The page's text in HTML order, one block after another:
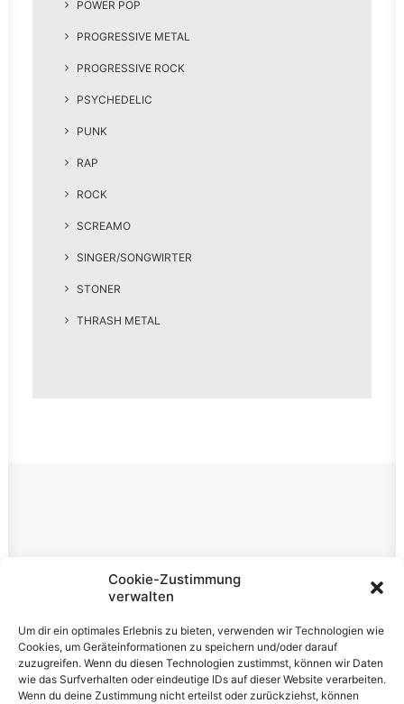
Cookie-Zustimmung
verwalten
Um dir ein optimales Erlebnis zu bieten, verwenden wir Technologien wie
Cookies, um Geräteinformationen zu speichern und/oder darauf
zuzugreifen. Wenn du diesen Technologien zustimmst, können wir Daten
wie das Surfverhalten oder eindeutige IDs auf dieser Website verarbeiten.
Wenn du deine Zustimmung nicht erteilst oder zurückziehst, können
POWER POP
PROGRESSIVE METAL
PROGRESSIVE ROCK
PSYCHEDELIC
PUNK
RAP
ROCK
SCREAMO
SINGER/SONGWIRTER
STONER
THRASH METAL
Rechtliches
Datenschutzerklärung
Cookie-Richtlinie (EU)